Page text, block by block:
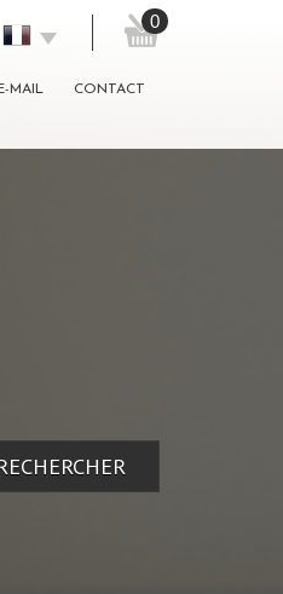
0
MAIL CONTACT